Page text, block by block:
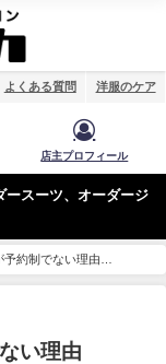
よくある質問 洋服のケア
店主プロフィール
ースーツ、オーダージ
予約制でない理由
い理由